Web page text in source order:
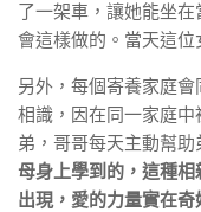
了一架車，讓她能坐
會這樣做的。當天這位
另外，每個寄養家庭
相識，因在同一家庭
弟，哥哥每天主動幫助
母身上學到的，這種
出現，愛的力量實在